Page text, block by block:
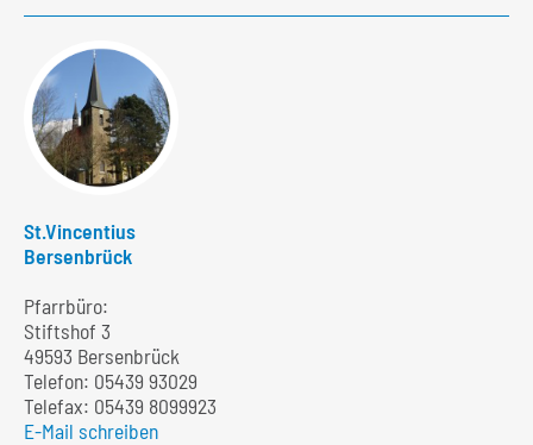
St.Vincentius
Bersenbrück
Pfarrbüro:
Stiftshof 3
49593 Bersenbrück
Telefon: 05439 93029
Telefax: 05439 8099923
E-Mail schreiben